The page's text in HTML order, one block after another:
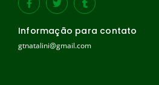
Informação para contato
gtnatalini@gmail.com